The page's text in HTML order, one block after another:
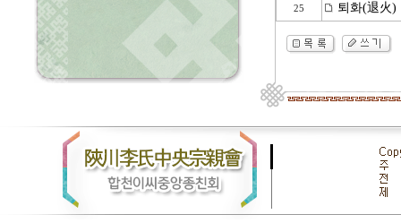
25 퇴화(退火)